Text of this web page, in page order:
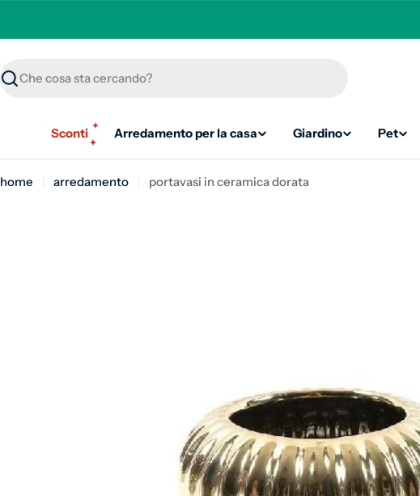
Ricerca
Sconti Arredamento per la casa Giardino Pet
home arredamento portavasi in ceramica dorata